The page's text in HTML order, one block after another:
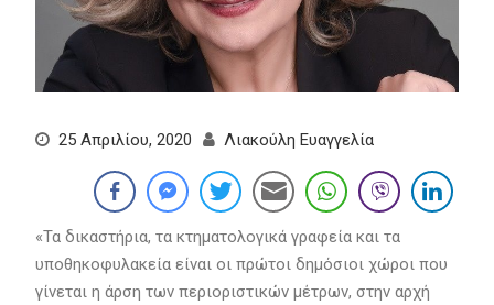
25 Απριλίου, 2020 Λιακούλη Ευαγγελία
«Τα δικαστήρια, τα κτηματολογικά γραφεία και τα
υποθηκοφυλακεία είναι οι πρώτοι δημόσιοι χώροι που
γίνεται η άρση των περιοριστικών μέτρων, στην αρχή